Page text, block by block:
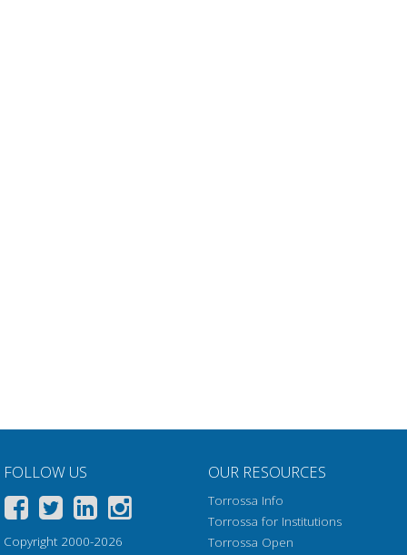
FOLLOW US
Copyright 2000-2026
OUR RESOURCES
Torrossa Info
Torrossa for Institutions
Torrossa Open